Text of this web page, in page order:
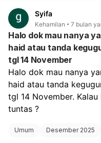
memastikan apakah
yang memerlukan
Syifa
Kehamilan 7 bulan
Halo dok mau nanya
haid atau tanda
tgl 14 November
Halo dok mau nanya
haid atau tanda
tgl 14 November.
tuntas ?
Umum Desember 2025